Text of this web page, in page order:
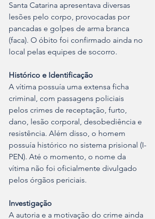
Santa Catarina apresentava diversas
lesões pelo corpo, provocadas por
pancadas e golpes de arma branca
(faca). O óbito foi confirmado ainda no
local pelas equipes de socorro.
Histórico e Identificação
A vítima possuía uma extensa ficha
criminal, com passagens policiais
pelos crimes de receptação, furto,
dano, lesão corporal, desobediência e
resistência. Além disso, o homem
possuía histórico no sistema prisional (I-
PEN). Até o momento, o nome da
vítima não foi oficialmente divulgado
pelos órgãos periciais.
Investigação
A autoria e a motivação do crime ainda